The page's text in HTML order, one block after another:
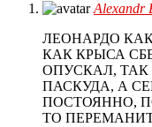
Alexandr
ЛЕОНАРДО
КАК КРЫСА
ОПУСКАЛ,
ПАСКУДА, А
ПОСТОЯННО,
ТО